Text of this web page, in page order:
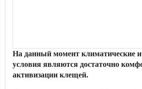
На данный момент климатические
условия являются достаточно
активизации клещей.